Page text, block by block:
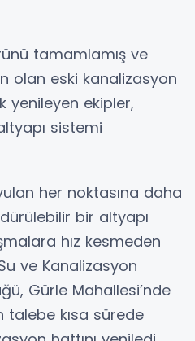
tamamlamış ve
olan eski kanalizasyon
yenileyen ekipler,
sistemi
her noktasına daha
bir altyapı
hız kesmeden
ve Kanalizasyon
Gürle Mahallesi’nde
kısa sürede